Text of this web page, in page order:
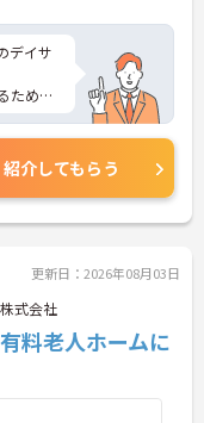
デイサ
ため、
るた
♪
ので、
紹介してもらう
更新日：2026年08月03日
式会社
料老人ホームに